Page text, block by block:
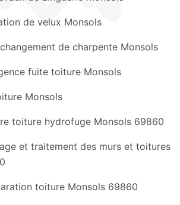
de velux Monsols
de charpente Monsols
fuite toiture Monsols
Monsols
toiture hydrofuge Monsols 69860
et traitement des murs et toitures
toiture Monsols 69860